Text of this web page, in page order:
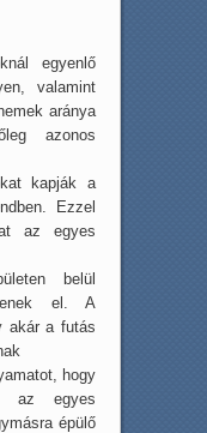
egyenlő
valamint
aránya
azonos
kapják a
Ezzel
az egyes
belül
el. A
akár a futás
hogy
az egyes
épülő